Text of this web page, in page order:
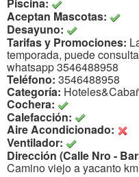
Piscina:
Aceptan Mascotas:
Desayuno:
Tarifas y Promociones:
temporada, puede
whatsapp 3546488958
Teléfono: 3546488958
Categoría:
Cochera:
Calefacción:
Aire Acondicionado:
Ventilador:
Dirección (Calle Nro -
Camino viejo a yacanto